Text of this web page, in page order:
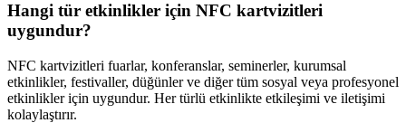
Hangi tür etkinlikler için NFC kartvizitleri
uygundur?
NFC kartvizitleri fuarlar, konferanslar, seminerler, kurumsal
etkinlikler, festivaller, düğünler ve diğer tüm sosyal veya profesyonel
etkinlikler için uygundur. Her türlü etkinlikte etkileşimi ve iletişimi
kolaylaştırır.